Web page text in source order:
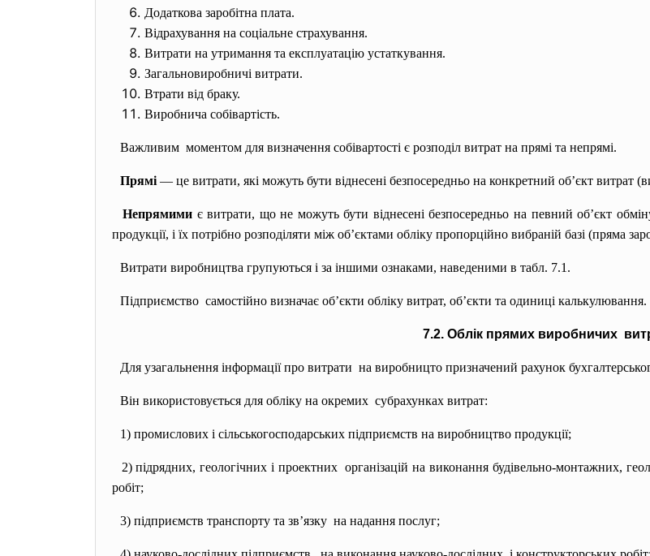
Додаткова заробітна плата.
Відрахування на соціальне страхування.
Витрати на утримання та експлуатацію устаткування.
Загальновиробничі витрати.
Втрати від браку.
Виробнича собівартість.
Важливим моментом для визначення собівартості є розподіл витрат на прямі та непрямі.
Прямі — це витрати, які можуть бути віднесені безпосередньо на конкретний об’єкт витрат
Непрямими є витрати, що не можуть бути віднесені безпосередньо на певний об’єкт
продукції, і їх потрібно розподіляти між об’єктами обліку пропорційно вибраній базі (пряма
Витрати виробництва групуються і за іншими ознаками, наведеними в табл. 7.1.
Підприємство самостійно визначає об’єкти обліку витрат, об’єкти та одиниці калькулювання.
7.2. Облік прямих виробничих
Для узагальнення інформації про витрати на виробницто призначений рахунок
Він використовується для обліку на окремих субрахунках витрат:
1) промислових і сільськогосподарських підприємств на виробництво продукції;
2) підрядних, геологічних і проектних організацій на виконання будівельно-монтажних,
робіт;
3) підприємств транспорту та зв’язку на надання послуг;